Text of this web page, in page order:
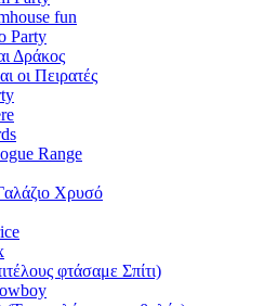
fun
Party
Δράκος
οι Πειρατές
Range
Χρυσό
φτάσαμε Σπίτι)